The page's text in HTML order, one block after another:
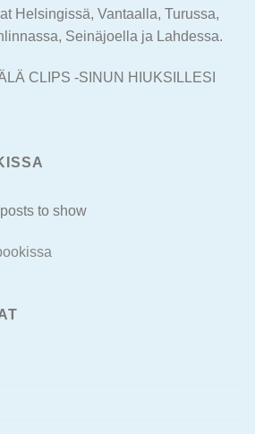
Helsingissä, Vantaalla, Turussa,
Seinäjoella ja Lahdessa.
CLIPS -SINUN HIUKSILLESI
to show